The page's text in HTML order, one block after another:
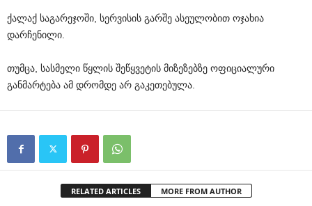
ქალაქ საგარეჯოში, სერვისის გარშე ასეულობით ოჯახია
დარჩენილი.
თუმცა, სასმელი წყლის შეწყვეტის მიზეზებზე ოფიციალური
განმარტება ამ დრომდე არ გაკეთებულა.
RELATED ARTICLES MORE FROM AUTHOR